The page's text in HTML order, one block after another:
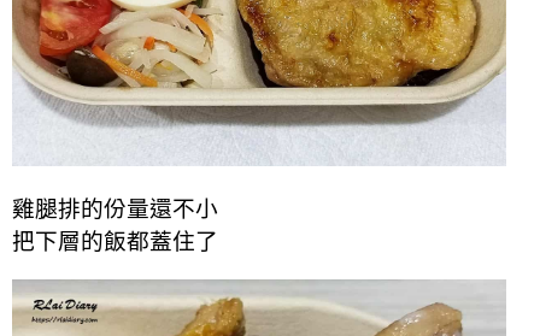
雞腿排的份量還不小
把下層的飯都蓋住了